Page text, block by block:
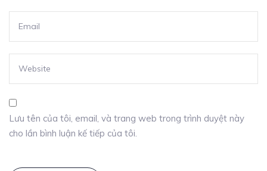
Lưu tên của tôi, email, và trang web trong trình duyệt này
cho lần bình luận kế tiếp của tôi.